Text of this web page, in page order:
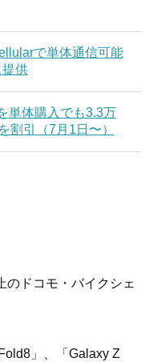
で単体通信可能
供
単体購入でも3.3万
割引（7月1日〜）
のドコモ・バイクシェ
」、「Galaxy Z